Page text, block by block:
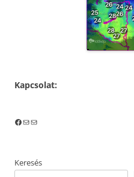
Kapcsolat:
Facebook
Mail
Mail
Keresés